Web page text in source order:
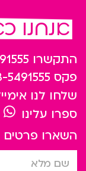
אנחנו
התקשרו
פקס 5491555
שלחו לנו
ספרו עלינו
השארו פרטים
שם מלא